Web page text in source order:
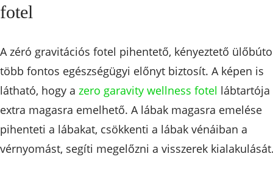
fotel
A zéró gravitációs fotel pihentető, kényeztető
több fontos egészségügyi előnyt biztosít. A képen is
látható, hogy a zero garavity wellness fotel lábtartója
extra magasra emelhető. A lábak magasra emelése
pihenteti a lábakat, csökkenti a lábak vénáiban a
vérnyomást, segíti megelőzni a visszerek